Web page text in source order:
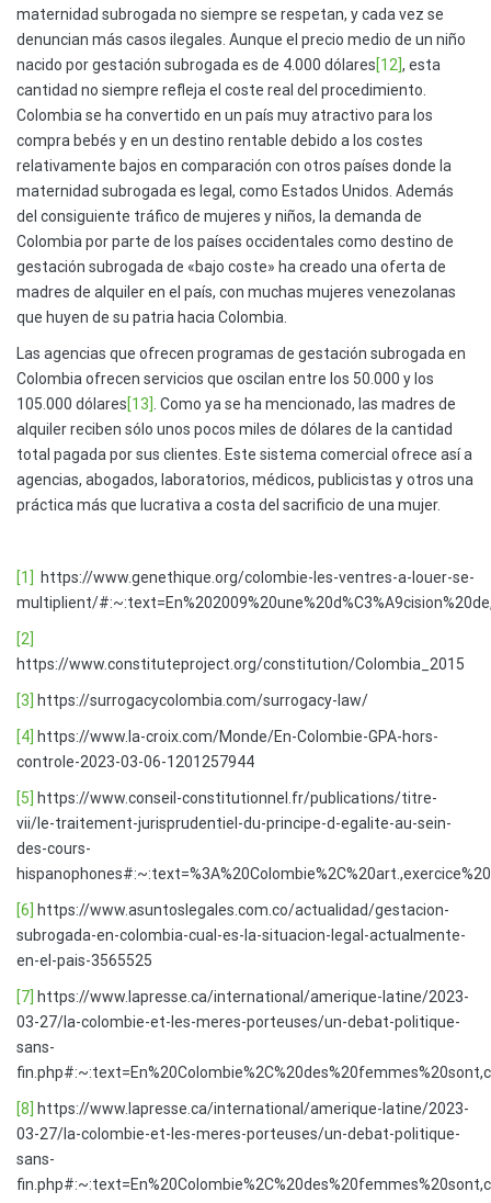
maternidad subrogada no siempre se respetan, y cada vez se
denuncian más casos ilegales. Aunque el precio medio de un niño
nacido por gestación subrogada es de 4.000 dólares[12] , esta
cantidad no siempre refleja el coste real del procedimiento.
Colombia se ha convertido en un país muy atractivo para los
compra bebés y en un destino rentable debido a los costes
relativamente bajos en comparación con otros países donde la
maternidad subrogada es legal, como Estados Unidos. Además
del consiguiente tráfico de mujeres y niños, la demanda de
Colombia por parte de los países occidentales como destino de
gestación subrogada de «bajo coste» ha creado una oferta de
madres de alquiler en el país, con muchas mujeres venezolanas
que huyen de su patria hacia Colombia.
Las agencias que ofrecen programas de gestación subrogada en
Colombia ofrecen servicios que oscilan entre los 50.000 y los
105.000 dólares[13]
. Como ya se ha mencionado, las madres de
alquiler reciben sólo unos pocos miles de dólares de la cantidad
total pagada por sus clientes. Este sistema comercial ofrece así a
agencias, abogados, laboratorios, médicos, publicistas y otros una
práctica más que lucrativa a costa del sacrificio de una mujer.
[1]
https://www.genethique.org/colombie-les-ventres-a-louer-se-
multiplient/
[2]
https://www.constituteproject.org/constitution/Colombia_2015
[3] https://surrogacycolombia.com/surrogacy-law/
[4] https://www.la-croix.com/Monde/En-Colombie-GPA-hors-
controle-2023-03-06-1201257944
[5]
https://www.conseil-constitutionnel.fr/publications/titre-
vii/le-traitement-jurisprudentiel-du-principe-d-egalite-au-sein-
des-cours-
[6]
https://www.asuntoslegales.com.co/actualidad/gestacion-
subrogada-en-colombia-cual-es-la-situacion-legal-actualmente-
en-el-pais-3565525
[7] https://www.lapresse.ca/international/amerique-latine/2023-
03-27/la-colombie-et-les-meres-porteuses/un-debat-politique-
sans-
[8]
https://www.lapresse.ca/international/amerique-latine/2023-
03-27/la-colombie-et-les-meres-porteuses/un-debat-politique-
sans-